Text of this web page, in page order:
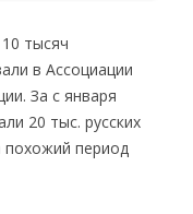
тысяч
в Ассоциации
За с января
20 тыс. русских
период